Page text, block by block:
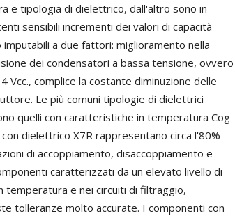
e tipologia di dielettrico, dall'altro sono in
sensibili incrementi dei valori di capacità
a due fattori: miglioramento nella
dei condensatori a bassa tensione, ovvero
Vcc., complice la costante diminuzione delle
Le più comuni tipologie di dielettrici
quelli con caratteristiche in temperatura Cog
dielettrico X7R rappresentano circa l'80%
di accoppiamento, disaccoppiamento e
caratterizzati da un elevato livello di
temperatura e nei circuiti di filtraggio,
tolleranze molto accurate. I componenti con